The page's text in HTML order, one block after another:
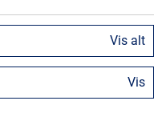
Vis alt
Vis